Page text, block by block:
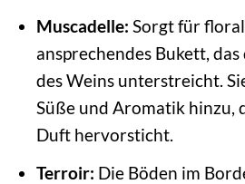
Muscadelle: Sorgt für
ansprechendes Bukett,
des Weins unterstreicht.
Süße und Aromatik hinzu,
Duft hervorsticht.
Terroir: Die Böden im